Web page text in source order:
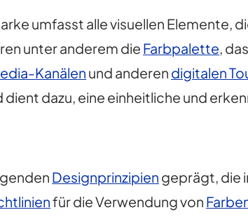
umfasst alle visuellen Elemente,
unter anderem die Farbpalette, das
Kanälen und anderen digitalen
dient dazu, eine einheitliche und
Designprinzipien geprägt, die
für die Verwendung von